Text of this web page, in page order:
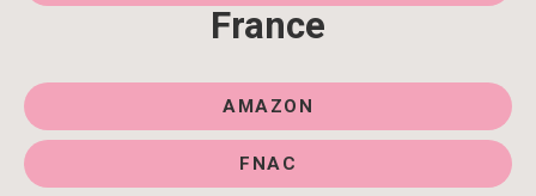
France
AMAZON
FNAC